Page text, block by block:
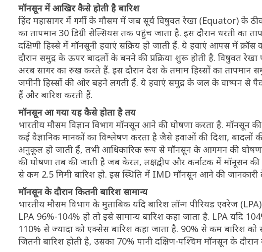
मॉनसून में आखिर कैसे होती है बारिश
हिंद महासागर में गर्मी के मौसम में जब सूर्य विषुवत रेखा (Equator) के
का तापमान 30 डिग्री सेल्सियस तक पहुंच जाता है. इस दौरान धरती का
दक्षिणी हिस्से में मॉनसूनी हवाएं सक्रिय हो जाती हैं. ये हवाएं आपस में
दौरान समुद्र के ऊपर बादलों के बनने की प्रक्रिया शुरू होती है. विषुवत
अरब सागर का रुख करते हैं. इस दौरान देश के तमाम हिस्सों का तापमान
जमीनी हिस्सों की ओर बहने लगती हैं. ये हवाएं समुद्र के जल के वाष्पन से
हैं और बारिश करती हैं.
मॉनसून आ गया यह कैसे होता है तय
भारतीय मौसम विज्ञान विभाग मॉनसून आने की घोषणा करता है. मॉनसून
कई वैज्ञानिक मानकों का विश्लेषण करता है जैसे हवाओं की दिशा, बादलों
अनुकूल हो जाती हैं, तभी आधिकारिक रूप से मॉनसून के आगमन की
की घोषणा तब की जाती है जब केरल, लक्षद्वीप और कर्नाटक में मॉनूसन
से कम 2.5 मिमी बारिश हो. इस स्थिति में IMD मॉनसून आने की जानकारी
मॉनसून के दौरान कितनी बारिश सामान्य
भारतीय मौसम विभाग के मुताबिक यदि बारिश लॉन्ग पीरियड एवरेज
LPA 96%-104% हो तो इसे सामान्य बारिश कहा जाता है. LPA यदि
110% से ज्यादा को एक्सेस बारिश कहा जाता है. 90% से कम बारिश
जितनी बारिश होती है, उसका 70% पानी दक्षिण-पश्चिम मॉनसून के